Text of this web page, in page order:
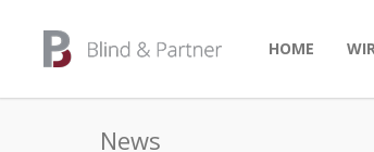
HOME
News